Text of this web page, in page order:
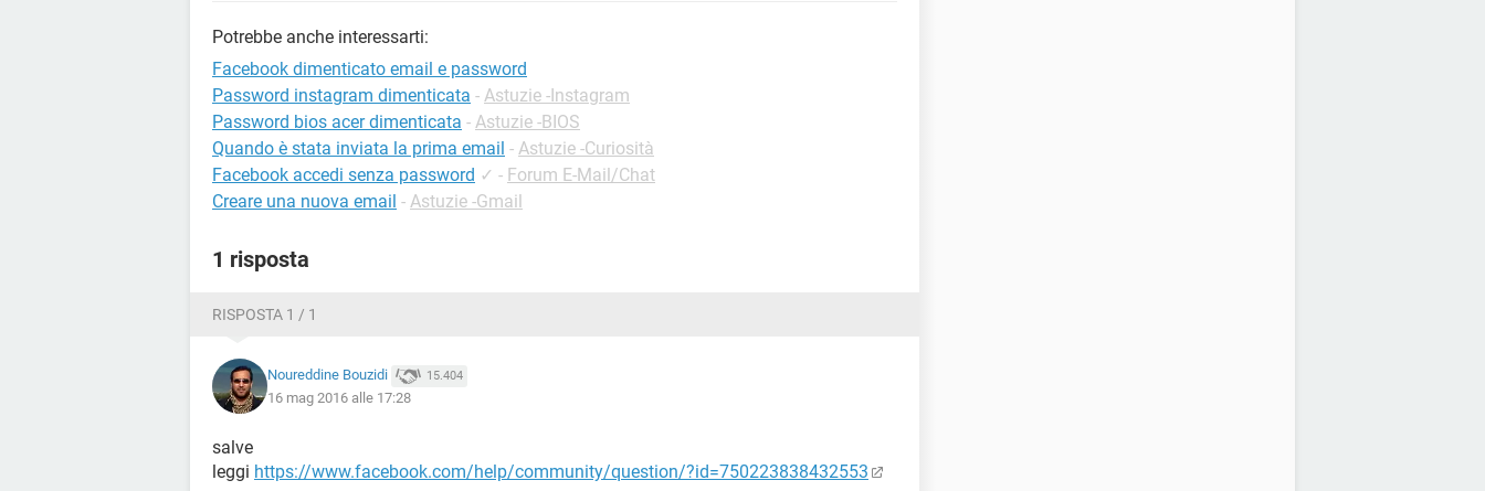
Potrebbe anche interessarti:
Facebook dimenticato email e password
Password instagram dimenticata - Astuzie -Instagram
Password bios acer dimenticata - Astuzie -BIOS
Quando è stata inviata la prima email - Astuzie -Curiosità
Facebook accedi senza password ✓ - Forum E-Mail/Chat
Creare una nuova email - Astuzie -Gmail
1 risposta
RISPOSTA 1 / 1
Noureddine Bouzidi 15.404
16 mag 2016 alle 17:28
salve
leggi https://www.facebook.com/help/community/question/?id=750223838432553